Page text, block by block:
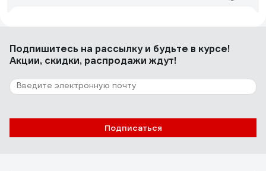
85 отзывов
Отзыв о Eleanti с высоким изливом
Наталья В. 19.11.2020
Подпишитесь на рассылкуи будьте в курсе!
Акции, скидки, распродажи ждут!
Подписаться